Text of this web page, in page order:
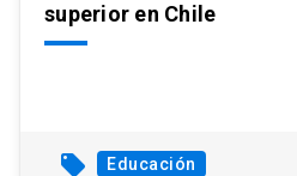
superior en Chile
local_offer Educación